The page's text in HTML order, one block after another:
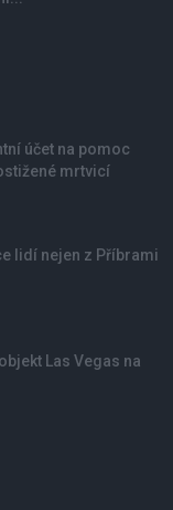
účet na pomoc
mrtvicí
lidí nejen z Příbrami
Las Vegas na